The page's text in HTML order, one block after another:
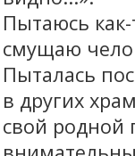
Пытаюсь
смущаю
Пыталась
в других
свой родной